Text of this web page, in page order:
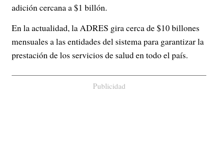
adición cercana a $1 billón.
En la actualidad, la ADRES gira cerca de $10 billones
mensuales a las entidades del sistema para garantizar la
prestación de los servicios de salud en todo el país.
Publicidad